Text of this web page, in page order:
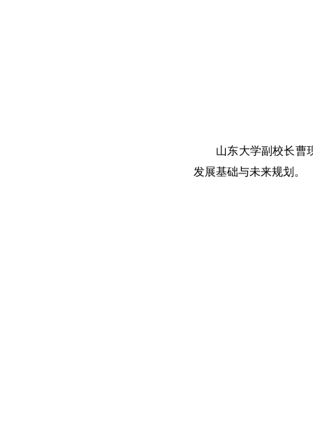
山东大学副校长曹
发展基础与未来规划。